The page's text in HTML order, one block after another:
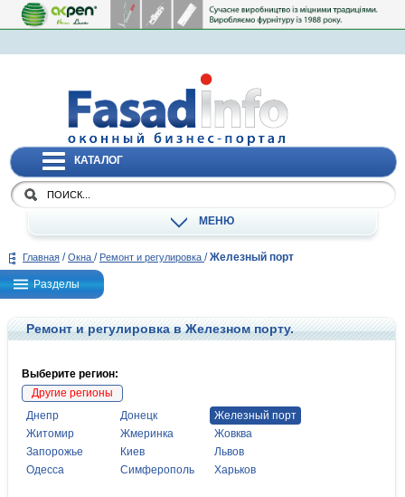
КАТАЛОГ
МЕНЮ
Главная / Окна / Ремонт и регулировка / Железный порт
Разделы
Ремонт и регулировка в Железном порту.
Выберите регион:
Другие регионы
Днепр
Донецк
Железный порт
Житомир
Жмеринка
Жовква
Запорожье
Киев
Львов
Одесса
Симферополь Харьков